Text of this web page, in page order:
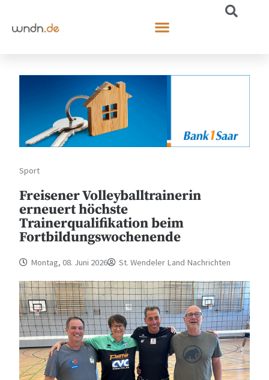
Sport
Freisener Volleyballtrainerin
erneuert höchste
Trainerqualifikation beim
Fortbildungswochenende
Montag, 08. Juni 2026 St. Wendeler Land Nachrichten